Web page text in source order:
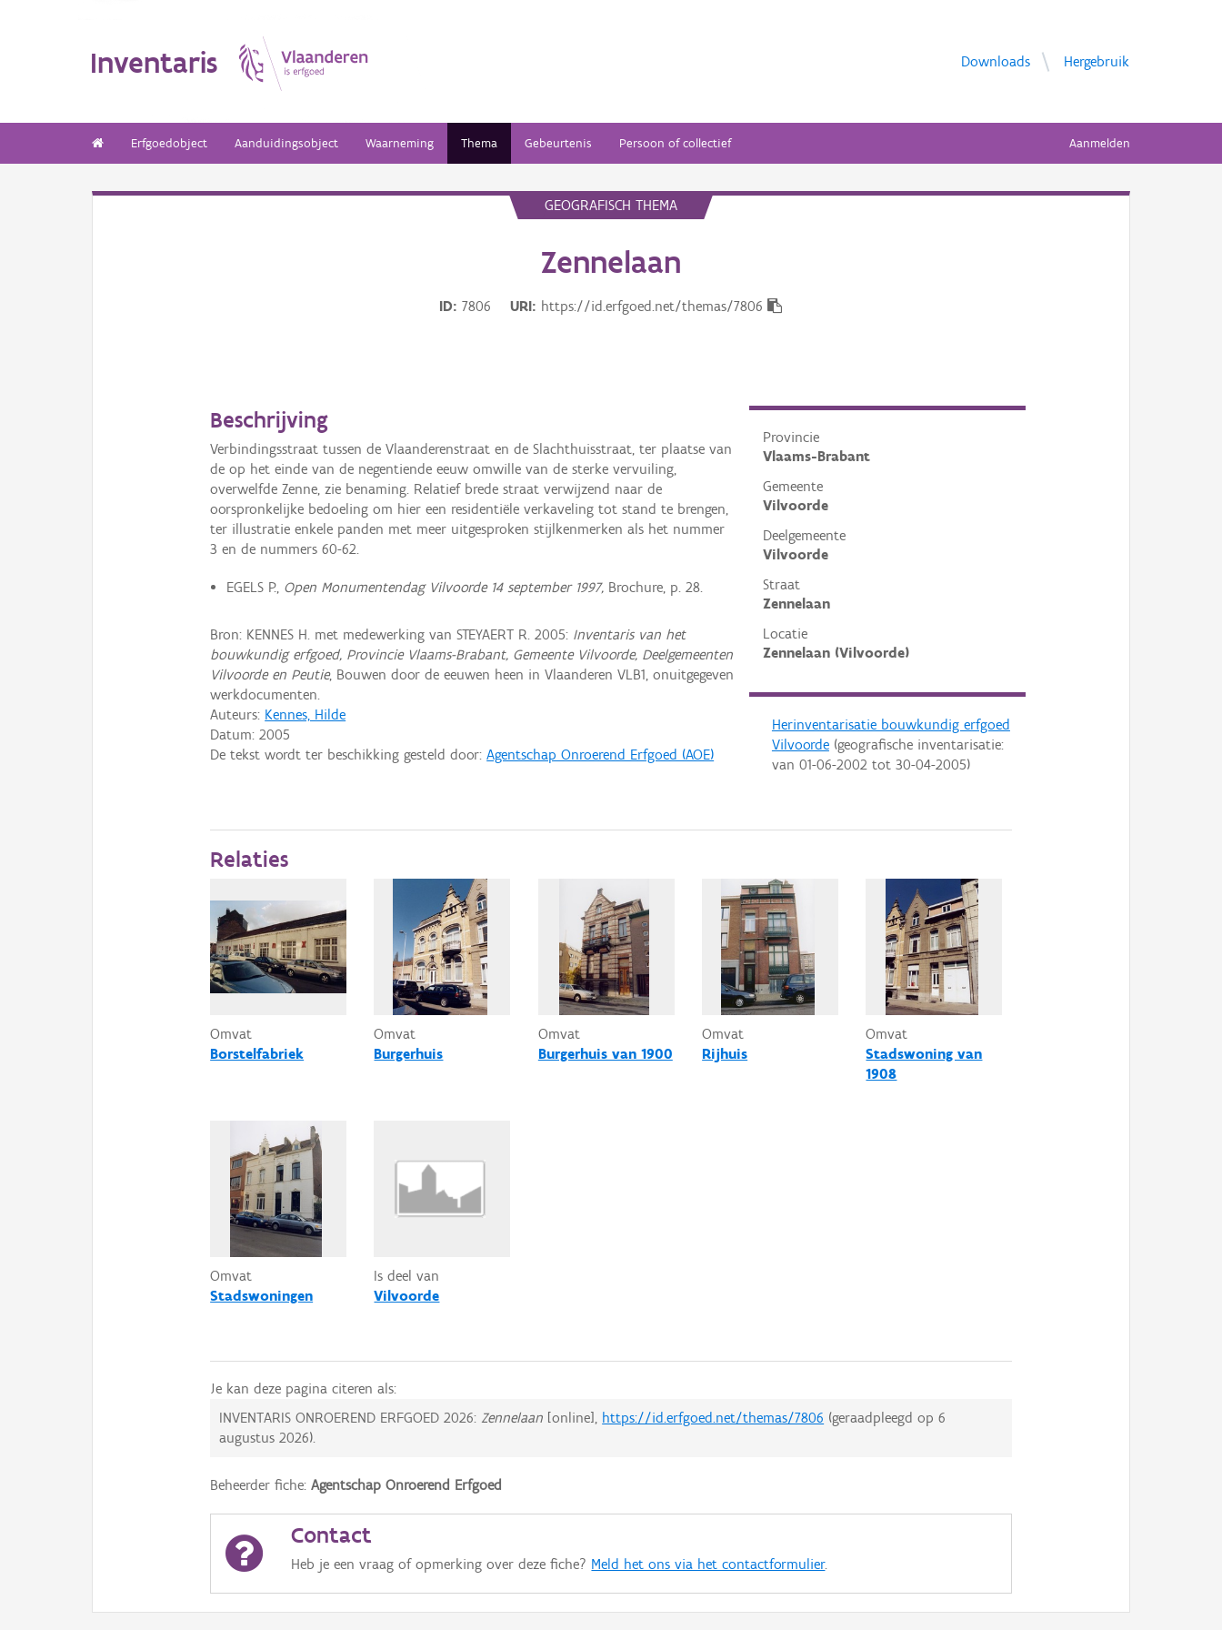
Inventaris Downloads Hergebruik
Erfgoedobject Aanduidingsobject Waarneming Thema Gebeurtenis Persoon of collectief Aanmelden
GEOGRAFISCH THEMA
Zennelaan
ID 7806 URI https://id.erfgoed.net/themas/7806
Provincie
Vlaams-Brabant
Gemeente
Vilvoorde
Deelgemeente
Vilvoorde
Straat
Zennelaan
Locatie
Zennelaan (Vilvoorde)
Herinventarisatie bouwkundig erfgoed
Vilvoorde(geografische inventarisatie:
van 01-06-2002tot 30-04-2005)
Beschrijving
Verbindingsstraat tussen de Vlaanderenstraat en de Slachthuisstraat, ter plaatse van
de op het einde van de negentiende eeuw omwille van de sterke vervuiling,
overwelfde Zenne, zie benaming. Relatief brede straat verwijzend naar de
oorspronkelijke bedoeling om hier een residentiële verkaveling tot stand te brengen,
ter illustratie enkele panden met meer uitgesproken stijlkenmerken als het nummer
3 en de nummers 60-62.
EGELS P., Open Monumentendag Vilvoorde 14 september 1997,Brochure, p. 28.
Bron: KENNES H. met medewerking van STEYAERT R. 2005: Inventaris van het
bouwkundig erfgoed, Provincie Vlaams-Brabant, Gemeente Vilvoorde, Deelgemeenten
Vilvoorde en Peutie, Bouwen door de eeuwen heen in Vlaanderen VLB1, onuitgegeven
werkdocumenten.
Auteurs: Kennes, Hilde
Datum:2005
De tekst wordt ter beschikking gesteld door:Agentschap Onroerend Erfgoed (AOE)
Relaties
Omvat
Borstelfabriek
Omvat
Burgerhuis
Omvat
Burgerhuis van 1900
Omvat
Rijhuis
Omvat
Stadswoning van
1908
Omvat
Stadswoningen
Is deel van
Vilvoorde
Je kan deze pagina citeren als:
INVENTARIS ONROEREND ERFGOED 2026:Zennelaan [online], https://id.erfgoed.net/themas/7806 (geraadpleegd op6
augustus 2026).
Beheerder fiche:Agentschap Onroerend Erfgoed
Contact
Heb je een vraag of opmerking over deze fiche? Meld het ons via het contactformulier.